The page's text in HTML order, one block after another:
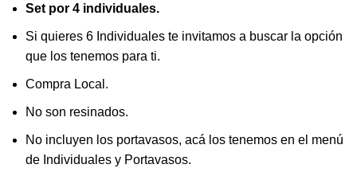
Set por 4 individuales.
Si quieres 6 Individuales te invitamos a buscar la opción
que los tenemos para ti.
Compra Local.
No son resinados.
No incluyen los portavasos, acá los tenemos en el menú
de Individuales y Portavasos.